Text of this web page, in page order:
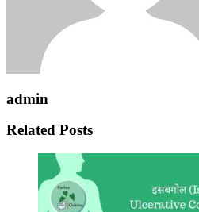
admin
Related Posts